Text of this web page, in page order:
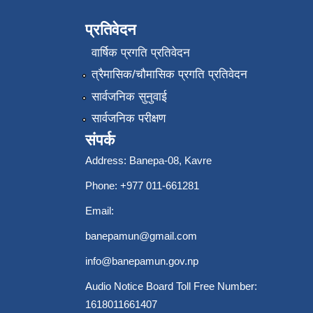
प्रतिवेदन
वार्षिक प्रगति प्रतिवेदन
त्रैमासिक/चौमासिक प्रगति प्रतिवेदन
सार्वजनिक सुनुवाई
सार्वजनिक परीक्षण
संपर्क
Address: Banepa-08, Kavre
Phone: +977 011-661281
Email:
banepamun@gmail.com
info@banepamun.gov.np
Audio Notice Board Toll Free Number:
1618011661407